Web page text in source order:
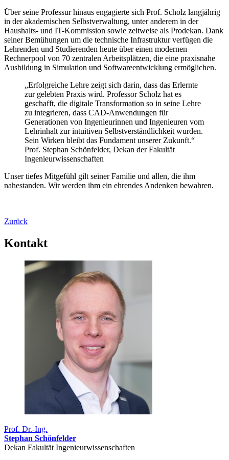
Über seine Professur hinaus engagierte sich Prof. Scholz langjährig
in der akademischen Selbstverwaltung, unter anderem in der
Haushalts- und IT-Kommission sowie zeitweise als Prodekan. Dank
seiner Bemühungen um die technische Infrastruktur verfügen die
Lehrenden und Studierenden heute über einen modernen
Rechnerpool von 70 zentralen Arbeitsplätzen, die eine praxisnahe
Ausbildung in Simulation und Softwareentwicklung ermöglichen.
„Erfolgreiche Lehre zeigt sich darin, dass das Erlernte
zur gelebten Praxis wird. Professor Scholz hat es
geschafft, die digitale Transformation so in seine Lehre
zu integrieren, dass CAD-Anwendungen für
Generationen von Ingenieurinnen und Ingenieuren vom
Lehrinhalt zur intuitiven Selbstverständlichkeit wurden.
Sein Wirken bleibt das Fundament unserer Zukunft.“
Prof. Stephan Schönfelder, Dekan der Fakultät
Ingenieurwissenschaften
Unser tiefes Mitgefühl gilt seiner Familie und allen, die ihm
nahestanden. Wir werden ihm ein ehrendes Andenken bewahren.
Zurück
Kontakt
Prof. Dr.-Ing.
Stephan Schönfelder
Dekan Fakultät Ingenieurwissenschaften